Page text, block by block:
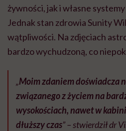
żywności, jak i własne
Jednak stan zdrowia Sunity
wątpliwości. Na zdjęciach
bardzo wychudzoną, co
„Moim zdaniem doświadcza
związanego z życiem na
wysokościach, nawet w
dłuższy czas” – stwierdził dr